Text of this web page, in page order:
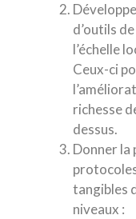
d’outils
l’échelle
Ceux-ci
richesse
dessus.
Donner la
tangibles
niveaux :